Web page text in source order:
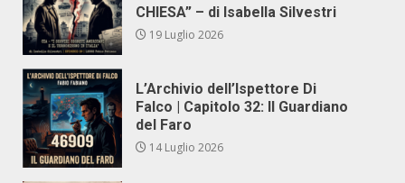
CHIESA” – di Isabella Silvestri
19 Luglio 2026
L’Archivio dell’Ispettore Di
Falco | Capitolo 32: Il Guardiano
del Faro
14 Luglio 2026